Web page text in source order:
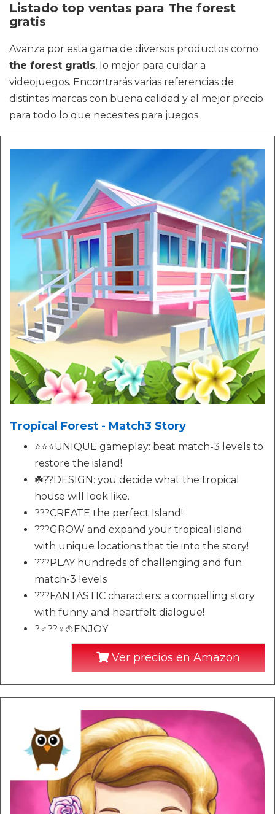
Listado top ventas para The forest
gratis
Avanza por esta gama de diversos productos como
the forest gratis, lo mejor para cuidar a
videojuegos. Encontrarás varias referencias de
distintas marcas con buena calidad y al mejor precio
para todo lo que necesites para juegos.
Tropical Forest - Match3 Story
⭐️⭐️⭐️UNIQUE gameplay: beat match-3 levels to
restore the island!
☘️??DESIGN: you decide what the tropical
house will look like.
???CREATE the perfect Island!
???GROW and expand your tropical island
with unique locations that tie into the story!
???PLAY hundreds of challenging and fun
match-3 levels
???FANTASTIC characters: a compelling story
with funny and heartfelt dialogue!
?‍♂️??‍♀️⛵️ENJOY
Ver precios en Amazon